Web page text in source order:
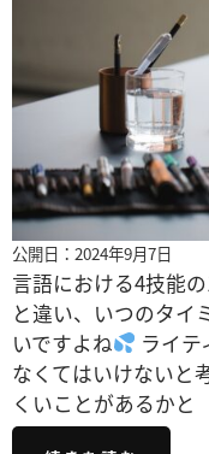
公開日：2024年9月7日
言語における4技能
と違い、いつのタイ
いですよね
ライ
なくてはいけないと
くいことがあるかと